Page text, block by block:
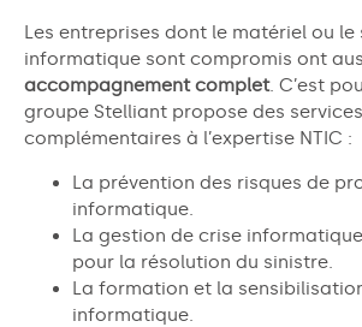
Les entreprises dont le matériel ou le
informatique sont compromis ont
accompagnement complet. C’est
groupe Stelliant propose des services
complémentaires à l’expertise NTIC :
La prévention des risques de
informatique.
La gestion de crise
pour la résolution du sinistre.
La formation et la
informatique.